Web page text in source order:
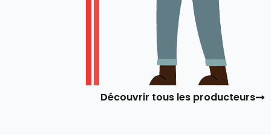
Découvrir tous les producteurs